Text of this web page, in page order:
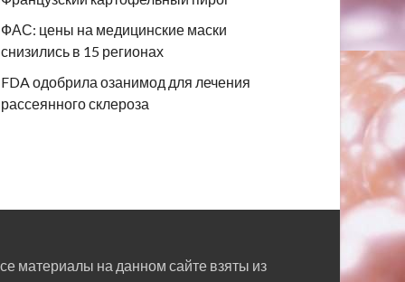
ФАС: цены на медицинские маски
снизились в 15 регионах
FDA одобрила озанимод для лечения
рассеянного склероза
материалы на данном сайте взяты из